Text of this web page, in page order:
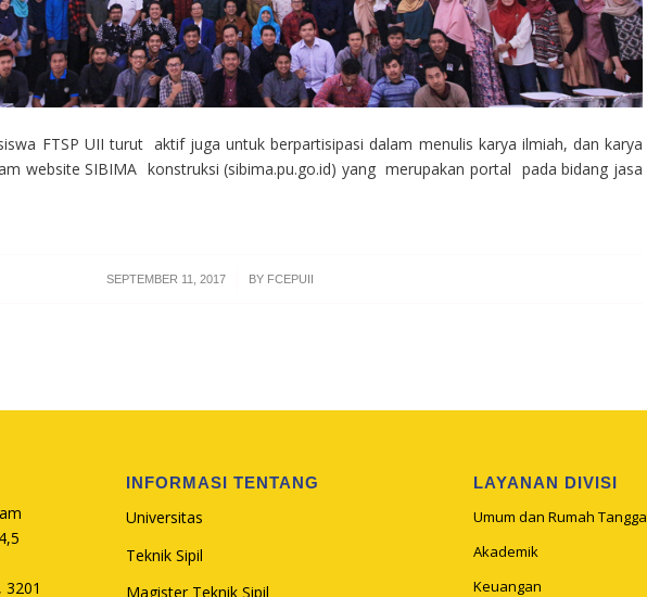
FTSP UII turut aktif juga untuk berpartisipasi dalam menulis karya ilmiah, dan karya
website SIBIMA konstruksi (sibima.pu.go.id) yang merupakan portal pada bidang jasa
SEPTEMBER 11, 2017
/ BY FCEPUII
INFORMASI TENTANG
Universitas
Teknik Sipil
Magister Teknik Sipil
LAYANAN DIVISI
Umum dan Rumah Tangga
Akademik
Keuangan